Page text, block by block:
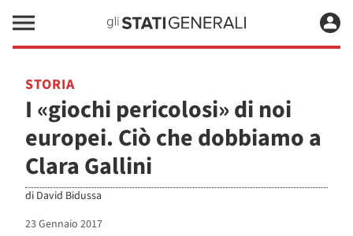
STORIA
I «giochi pericolosi» di noi
europei. Ciò che dobbiamo a
Clara Gallini
di David Bidussa
23 Gennaio 2017